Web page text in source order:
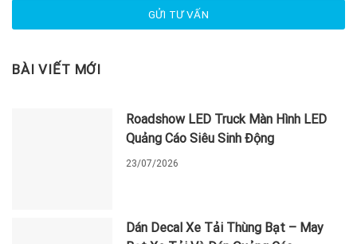
BÀI VIẾT MỚI
Roadshow LED Truck Màn Hình LED
Quảng Cáo Siêu Sinh Động
23/07/2026
Dán Decal Xe Tải Thùng Bạt – May